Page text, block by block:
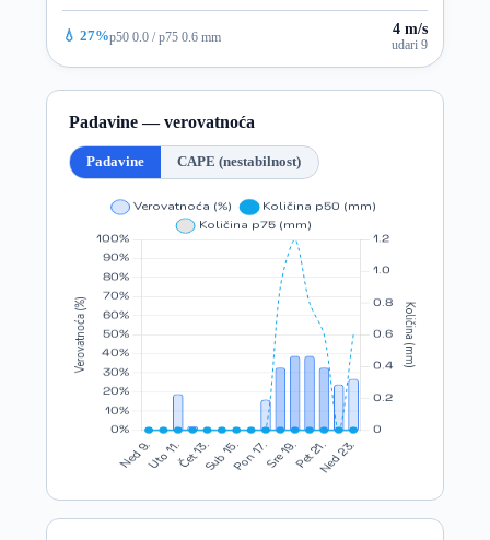
💧 27%p50 0.0 / p75 0.6 mm 4 m/s
udari 9
Padavine — verovatnoća
Padavine CAPE (nestabilnost)